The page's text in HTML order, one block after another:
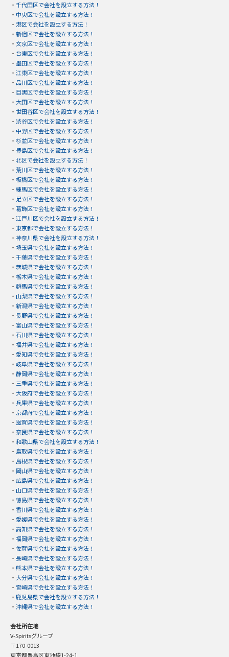
・ 千代田区で会社を設立する方法！
・ 中央区で会社を設立する方法！
・ 港区で会社を設立する方法！
・ 新宿区で会社を設立する方法！
・ 文京区で会社を設立する方法！
・ 台東区で会社を設立する方法！
・ 墨田区で会社を設立する方法！
・ 江東区で会社を設立する方法！
・ 品川区で会社を設立する方法！
・ 目黒区で会社を設立する方法！
・ 大田区で会社を設立する方法！
・ 世田谷区で会社を設立する方法！
・ 渋谷区で会社を設立する方法！
・ 中野区で会社を設立する方法！
・ 杉並区で会社を設立する方法！
・ 豊島区で会社を設立する方法！
・ 北区で会社を設立する方法！
・ 荒川区で会社を設立する方法！
・ 板橋区で会社を設立する方法！
・ 練馬区で会社を設立する方法！
・ 足立区で会社を設立する方法！
・ 葛飾区で会社を設立する方法！
・ 江戸川区で会社を設立する方法！
・ 東京都で会社を設立する方法！
・ 神奈川県で会社を設立する方法！
・ 埼玉県で会社を設立する方法！
・ 千葉県で会社を設立する方法！
・ 茨城県で会社を設立する方法！
・ 栃木県で会社を設立する方法！
・ 群馬県で会社を設立する方法！
・ 山梨県で会社を設立する方法！
・ 新潟県で会社を設立する方法！
・ 長野県で会社を設立する方法！
・ 富山県で会社を設立する方法！
・ 石川県で会社を設立する方法！
・ 福井県で会社を設立する方法！
・ 愛知県で会社を設立する方法！
・ 岐阜県で会社を設立する方法！
・ 静岡県で会社を設立する方法！
・ 三重県で会社を設立する方法！
・ 大阪府で会社を設立する方法！
・ 兵庫県で会社を設立する方法！
・ 京都府で会社を設立する方法！
・ 滋賀県で会社を設立する方法！
・ 奈良県で会社を設立する方法！
・ 和歌山県で会社を設立する方法！
・ 鳥取県で会社を設立する方法！
・ 島根県で会社を設立する方法！
・ 岡山県で会社を設立する方法！
・ 広島県で会社を設立する方法！
・ 山口県で会社を設立する方法！
・ 徳島県で会社を設立する方法！
・ 香川県で会社を設立する方法！
・ 愛媛県で会社を設立する方法！
・ 高知県で会社を設立する方法！
・ 福岡県で会社を設立する方法！
・ 佐賀県で会社を設立する方法！
・ 長崎県で会社を設立する方法！
・ 熊本県で会社を設立する方法！
・ 大分県で会社を設立する方法！
・ 宮崎県で会社を設立する方法！
・ 鹿児島県で会社を設立する方法！
・ 沖縄県で会社を設立する方法！
会社所在地
V-Spiritsグループ
〒170-0013
東京都豊島区東池袋1-24-1